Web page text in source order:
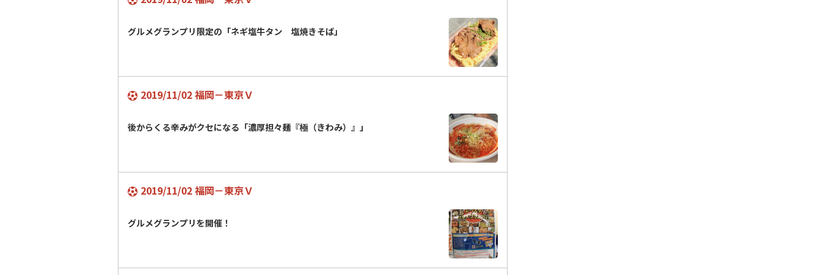
グルメグランプリ限定の「ネギ塩牛タン 塩焼きそば」
2019/11/02 福岡－東京Ｖ
後からくる辛みがクセになる「濃厚担々麺『極（きわみ）』」
2019/11/02 福岡－東京Ｖ
グルメグランプリを開催！